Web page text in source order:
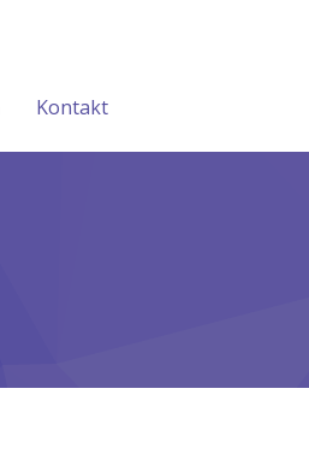
Kontakt